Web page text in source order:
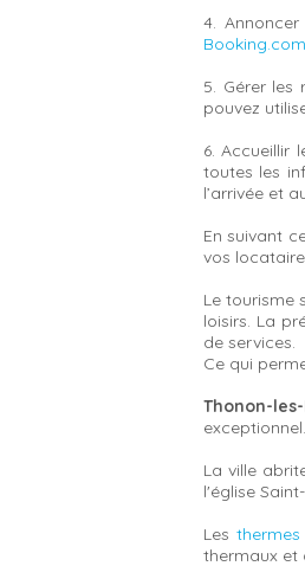
4.
Booking.com
5. Gérer les
pouvez
6. Accueillir
toutes les
l’arrivée et
En suivant
vos
Le tourisme
loisirs. La
de services.
Ce qui
Thonon-
exceptionnel.
La ville
l'église
Les thermes
thermaux et